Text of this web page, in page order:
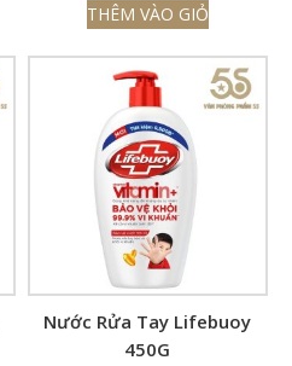
THÊM VÀO GIỎ
Nước Rửa Tay Lifebuoy
450G